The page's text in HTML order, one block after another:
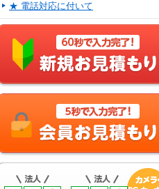
★ 電話対応に付いて